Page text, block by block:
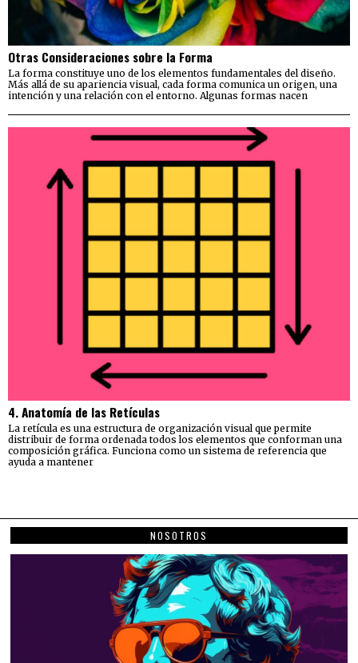
Otras Consideraciones sobre la Forma
La forma constituye uno de los elementos fundamentales del diseño.
Más allá de su apariencia visual, cada forma comunica un origen, una
intención y una relación con el entorno. Algunas formas nacen
4. Anatomía de las Retículas
La retícula es una estructura de organización visual que permite
distribuir de forma ordenada todos los elementos que conforman una
composición gráfica. Funciona como un sistema de referencia que
ayuda a mantener
NOSOTROS